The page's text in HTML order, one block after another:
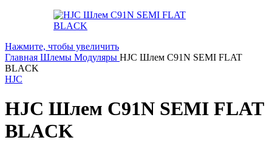
Нажмите, чтобы увеличить
Главная Шлемы Модуляры HJC Шлем C91N SEMI FLAT
BLACK
HJC
HJC Шлем C91N SEMI FLAT
BLACK